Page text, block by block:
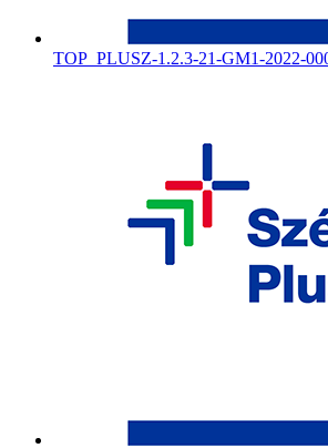
TOP_PLUSZ-1.2.3-21-GM1-2022-